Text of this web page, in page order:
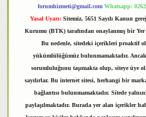
forumhizmeti@gmail.com Whatsapp:
Yasal Uyarı: Sitemiz, 5651 Sayılı Kanun
Kurumu (BTK) tarafından onaylanmış bir Yer
Bu nedenle, sitedeki içerikleri proaktif
yükümlülüğümüz bulunmamaktadır.
sorumluluğunu taşımakta olup, siteye üye
sayılırlar. Bu internet sitesi, herhangi bir
bağlantısı bulunmamaktadır. Sitede
paylaşılmaktadır. Burada yer alan içerikler